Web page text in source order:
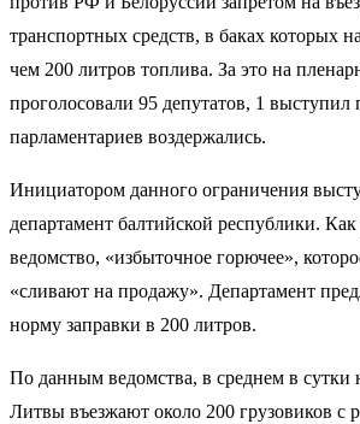
транспортных средств, в баках которых
чем 200 литров топлива. За это на
проголосовали 95 депутатов, 1 выступил
парламентариев воздержались.
Инициатором данного ограничения
департамент балтийской республики.
ведомство, «избыточное горючее»,
«сливают на продажу». Департамент
норму заправки в 200 литров.
По данным ведомства, в среднем в сутки
Литвы въезжают около 200 грузовиков с